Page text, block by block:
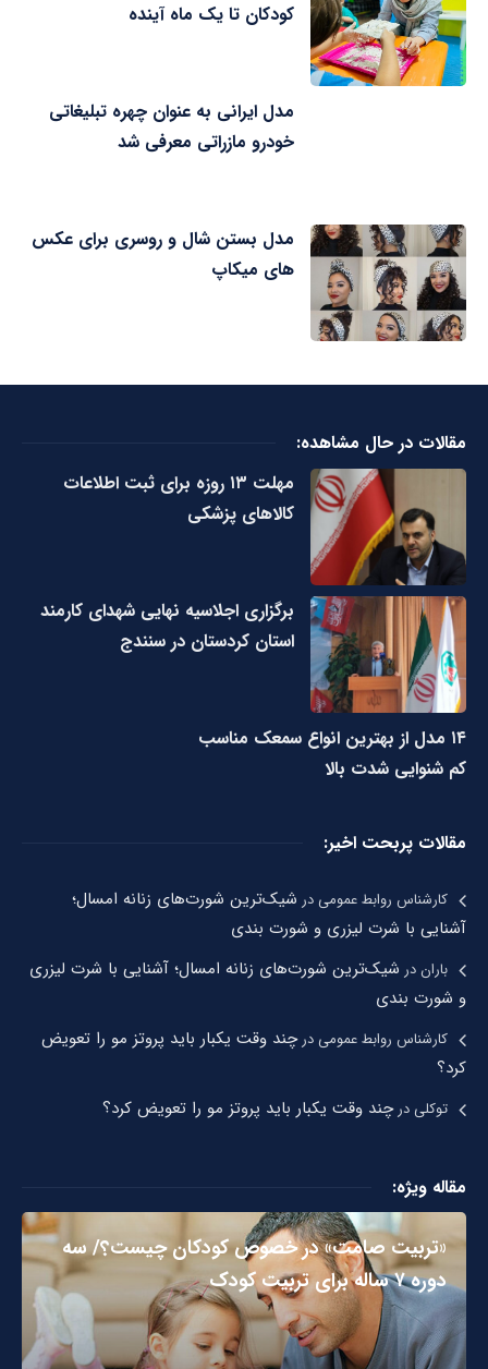
کودکان تا یک ماه آینده
مدل ایرانی به عنوان چهره تبلیغاتی
خودرو مازراتی معرفی شد
مدل بستن شال و روسری برای عکس
های میکاپ
مقالات در حال مشاهده:
مهلت ۱۳ روزه برای ثبت اطلاعات
کالاهای پزشکی
برگزاری اجلاسیه نهایی شهدای کارمند
استان کردستان در سنندج
۱۴ مدل از بهترین انواع سمعک مناسب
کم شنوایی شدت بالا
مقالات پربحت اخیر:
کارشناس روابط عمومیدر شیک‌ترین شورت‌های زنانه امسال؛
آشنایی با شرت لیزری و شورت بندی
باراندر شیک‌ترین شورت‌های زنانه امسال؛ آشنایی با شرت لیزری
و شورت بندی
کارشناس روابط عمومیدرچند وقت یکبار باید پروتز مو را تعویض
کرد؟
توکلیدرچند وقت یکبار باید پروتز مو را تعویض کرد؟
مقاله ویژه:
«تربیت صامت» در خصوص کودکان چیست؟/ سه
دوره ۷ ساله برای تربیت کودک